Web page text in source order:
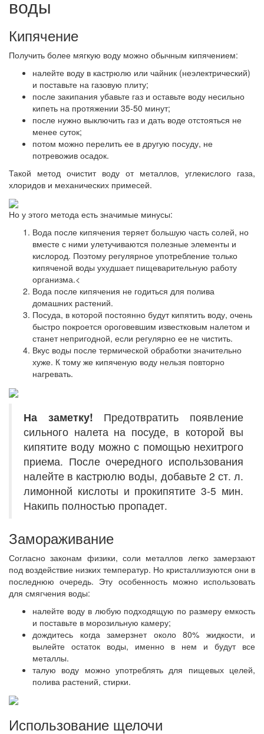
воды
Кипячение
Получить более мягкую воду можно обычным кипячением:
налейте воду в кастрюлю или чайник (неэлектрический)
и поставьте на газовую плиту;
после закипания убавьте газ и оставьте воду несильно
кипеть на протяжении 35-50 минут;
после нужно выключить газ и дать воде отстояться не
менее суток;
потом можно перелить ее в другую посуду, не
потревожив осадок.
Такой метод очистит воду от металлов, углекислого газа,
хлоридов и механических примесей.
Но у этого метода есть значимые минусы:
Вода после кипячения теряет большую часть солей, но
вместе с ними улетучиваются полезные элементы и
кислород. Поэтому регулярное употребление только
кипяченой воды ухудшает пищеварительную работу
организма.<
Вода после кипячения не годиться для полива
домашних растений.
Посуда, в которой постоянно будут кипятить воду, очень
быстро покроется ороговевшим известковым налетом и
станет непригодной, если регулярно ее не чистить.
Вкус воды после термической обработки значительно
хуже. К тому же кипяченую воду нельзя повторно
нагревать.
На заметку! Предотвратить появление
сильного налета на посуде, в которой вы
кипятите воду можно с помощью нехитрого
приема. После очередного использования
налейте в кастрюлю воды, добавьте 2 ст. л.
лимонной кислоты и прокипятите 3-5 мин.
Накипь полностью пропадет.
Замораживание
Согласно законам физики, соли металлов легко замерзают
под воздействие низких температур. Но кристаллизуются они в
последнюю очередь. Эту особенность можно использовать
для смягчения воды:
налейте воду в любую подходящую по размеру емкость
и поставьте в морозильную камеру;
дождитесь когда замерзнет около 80% жидкости, и
вылейте остаток воды, именно в нем и будут все
металлы.
талую воду можно употреблять для пищевых целей,
полива растений, стирки.
Использование щелочи